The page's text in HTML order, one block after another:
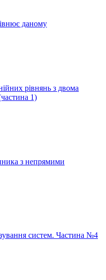
даному
рівнянь з двома
1)
з непрямими
систем. Частина №4